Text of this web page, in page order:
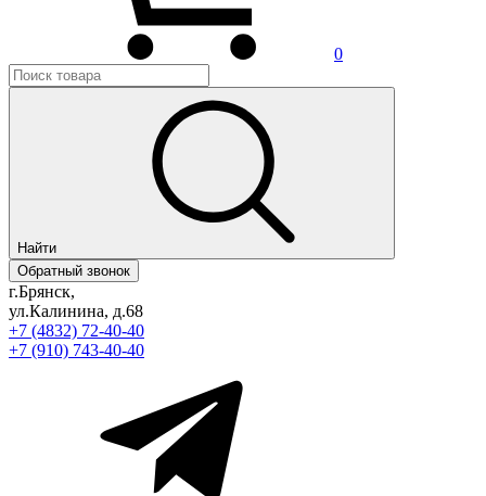
0
Найти
Обратный звонок
г.Брянск,
ул.Калинина, д.68
+7 (4832) 72-40-40
+7 (910) 743-40-40